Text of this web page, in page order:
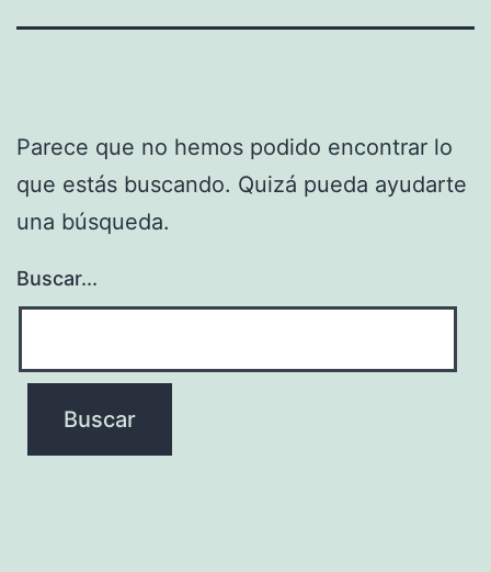
Parece que no hemos podido encontrar lo
que estás buscando. Quizá pueda ayudarte
una búsqueda.
Buscar...